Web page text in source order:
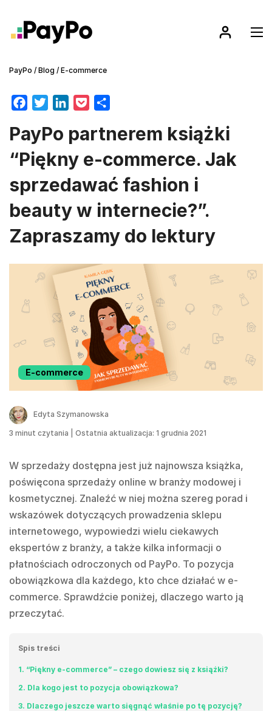
PayPo / Blog / E-commerce
c
e
b
o
k
i
t
t
e
n
e
d
n
c
e
t
a
e
PayPo partnerem książki
“Piękny e-commerce. Jak
sprzedawać fashion i
beauty w internecie?”.
Zapraszamy do lektury
E-commerce
Edyta Szymanowska
3 minut czytania Ostatnia aktualizacja: 1 grudnia 2021
W sprzedaży dostępna jest już najnowsza książka,
poświęcona sprzedaży online w branży modowej i
kosmetycznej. Znaleźć w niej można szereg porad i
wskazówek dotyczących prowadzenia sklepu
internetowego, wypowiedzi wielu ciekawych
ekspertów z branży, a także kilka informacji o
płatnościach odroczonych od PayPo. To pozycja
obowiązkowa dla każdego, kto chce działać w e-
commerce. Sprawdźcie poniżej, dlaczego warto ją
przeczytać.
Spis treści
1 “Piękny e-commerce” – czego dowiesz się z książki?
2 Dla kogo jest to pozycja obowiązkowa?
3 Dlaczego jeszcze warto sięgnąć właśnie po tę pozycję?